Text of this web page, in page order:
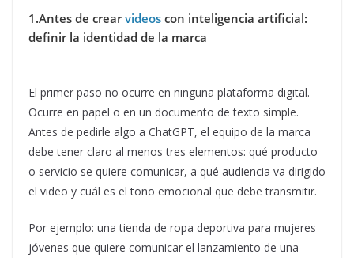
1.Antes de crearvideos con inteligencia artificial:
definir la identidad de la marca
El primer paso no ocurre en ninguna plataforma digital.
Ocurre en papel o en un documento de texto simple.
Antes de pedirle algo a ChatGPT, el equipo de la marca
debe tener claro al menos tres elementos: qué producto
o servicio se quiere comunicar, a qué audiencia va dirigido
el video y cuál es el tono emocional que debe transmitir.
Por ejemplo: una tienda de ropa deportiva para mujeres
jóvenes que quiere comunicar el lanzamiento de una